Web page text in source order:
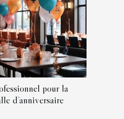
pour la
d’anniversaire